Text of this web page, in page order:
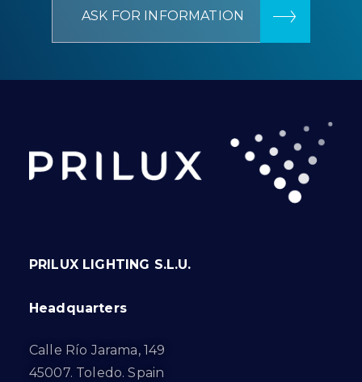
ASK FOR INFORMATION
PRILUX LIGHTING S.L.U.
Headquarters
Calle Río Jarama, 149
45007. Toledo. Spain